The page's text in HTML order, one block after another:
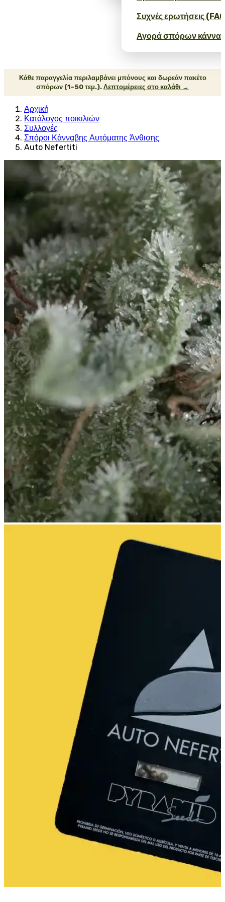
Συχνές ερωτήσεις
Αγορά σπόρων
Κάθε παραγγελία περιλαμβάνει μπόνους και δωρεάν πακέτο
σπόρων (1–50 τεμ.). Λεπτομέρειες στο καλάθι →
Αρχική
Κατάλογος ποικιλιών
Συλλογές
Σπόροι Κάνναβης Αυτόματης Άνθισης
Auto Nefertiti